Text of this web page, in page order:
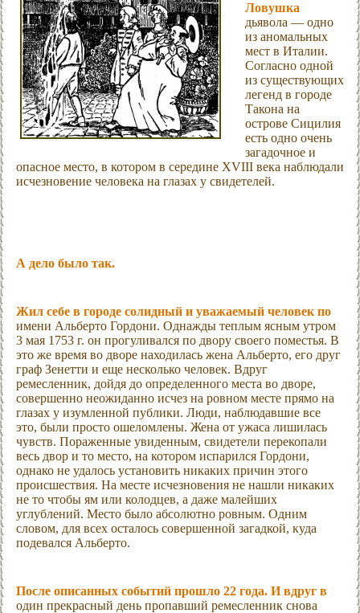
Ловушка
дьявола — одно
из аномальных
мест в Италии.
Согласно одной
из существующих
легенд в городе
Такона на
острове Сицилия
есть одно очень
загадочное и
опасное место, в котором в середине XVIII века наблюдали
исчезновение человека на глазах у свидетелей.
А дело было так.
Жил себе в городе солидный и уважаемый человек по
имени Альберто Гордони. Однажды теплым ясным утром
3 мая 1753 г. он прогуливался по двору своего поместья. В
это же время во дворе находилась жена Альберто, его друг
граф Зенетти и еще несколько человек. Вдруг
ремесленник, дойдя до определенного места во дворе,
совершенно неожиданно исчез на ровном месте прямо на
глазах у изумленной публики. Люди, наблюдавшие все
это, были просто ошеломлены. Жена от ужаса лишилась
чувств. Пораженные увиденным, свидетели перекопали
весь двор и то место, на котором испарился Гордони,
однако не удалось установить никаких причин этого
происшествия. На месте исчезновения не нашли никаких
не то чтобы ям или колодцев, а даже малейших
углублений. Место было абсолютно ровным. Одним
словом, для всех осталось совершенной загадкой, куда
подевался Альберто.
После описанных событий прошло 22 года. И вдруг в
один прекрасный день пропавший ремесленник снова